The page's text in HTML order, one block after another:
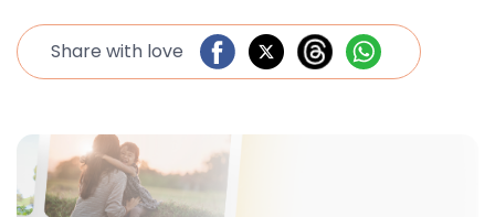
Share with love